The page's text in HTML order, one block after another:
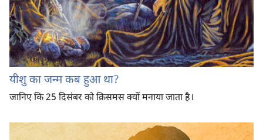
यीशु का जन्म कब हुआ था?
जानिए कि 25 दिसंबर को क्रिसमस क्यों मनाया जाता है।